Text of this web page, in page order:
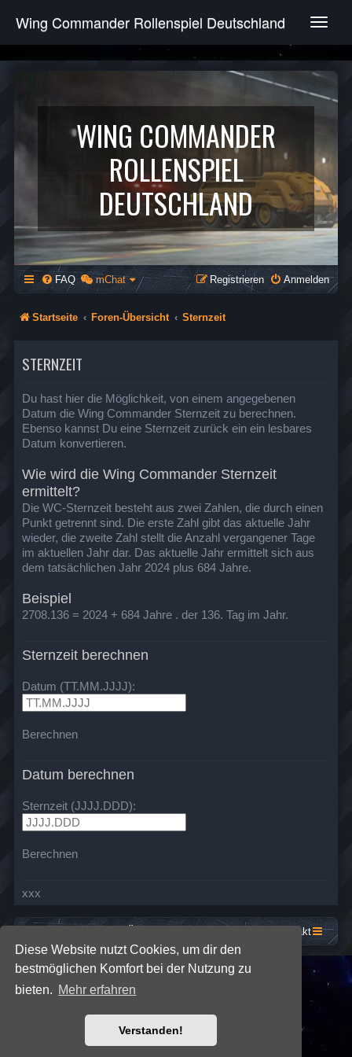
Diese Website nutzt Cookies, um dir den
bestmöglichen Komfort bei der Nutzung zu
bieten. Mehr erfahren
Verstanden!
T
g
e
v
g
a
t
i
o
n
Wing Commander Rollenspiel Deutschland
WING COMMANDER
ROLLENSPIEL
DEUTSCHLAND
FAQ mChat Anmelden
Registrieren
Startseite Foren-Übersicht Sternzeit
STERNZEIT
Du hast hier die Möglichkeit, von einem angegebenen
Datum die Wing Commander Sternzeit zu berechnen.
Ebenso kannst Du eine Sternzeit zurück ein ein lesbares
Datum konvertieren.
Wie wird die Wing Commander Sternzeit
ermittelt?
Die WC-Sternzeit besteht aus zwei Zahlen, die durch einen
Punkt getrennt sind. Die erste Zahl gibt das aktuelle Jahr
wieder, die zweite Zahl stellt die Anzahl vergangener Tage
im aktuellen Jahr dar. Das aktuelle Jahr ermittelt sich aus
dem tatsächlichen Jahr 2024 plus 684 Jahre.
Beispiel
2708.136 = 2024 + 684 Jahre . der 136. Tag im Jahr.
Sternzeit berechnen
Datum (TT.MM.JJJJ):
Berechnen
Datum berechnen
Sternzeit (JJJJ.DDD):
Berechnen
xxx
Kontakt
Premium phpBB Styles
Powered byphpBB® Forum Software © phpBB Limited
Deutsche Übersetzung durch
Datenschutz|Nutzungsbedingungen